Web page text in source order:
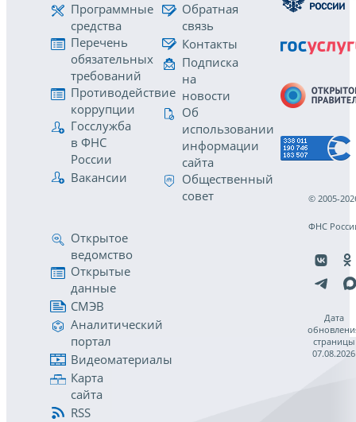
Программные
средства
Перечень
обязательных
требований
Противодействие
коррупции
Госслужба
в ФНС
России
Вакансии
Обратная
связь
Контакты
Подписка
на
новости
Об
использовании
информации
сайта
Общественный
совет
Открытое
ведомство
Открытые
данные
СМЭВ
Аналитический
портал
Видеоматериалы
Карта
сайта
RSS
© 2005-
ФНС
Дата
страницы
07.08.2026